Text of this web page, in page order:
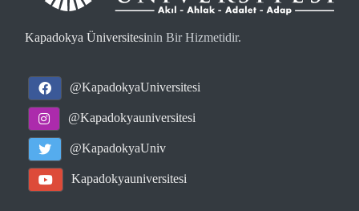
Kapadokya Üniversitesinin Bir Hizmetidir.
@KapadokyaUniversitesi
@Kapadokyauniversitesi
@KapadokyaUniv
Kapadokyauniversitesi